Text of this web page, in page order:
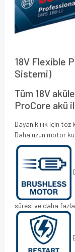
18V Flexible
Sistemi)
Tüm 18V
ProCore akü
Dayanıklılık için toz
Daha uzun motor
süresi ve daha